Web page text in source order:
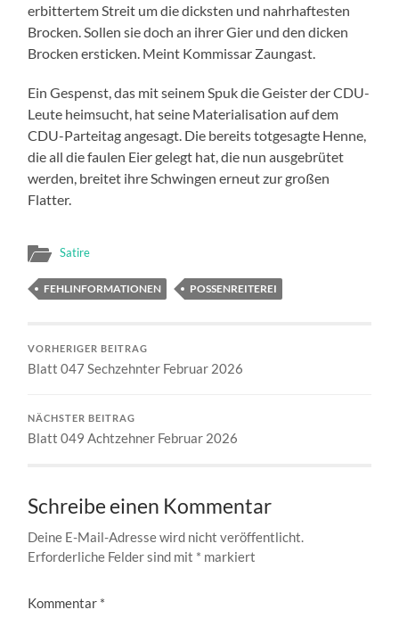
erbittertem Streit um die dicksten und nahrhaftesten
Brocken. Sollen sie doch an ihrer Gier und den dicken
Brocken ersticken. Meint Kommissar Zaungast.
Ein Gespenst, das mit seinem Spuk die Geister der CDU-
Leute heimsucht, hat seine Materialisation auf dem
CDU-Parteitag angesagt. Die bereits totgesagte Henne,
die all die faulen Eier gelegt hat, die nun ausgebrütet
werden, breitet ihre Schwingen erneut zur großen
Flatter.
Satire
FEHLINFORMATIONEN POSSENREITEREI
VORHERIGER BEITRAG
Blatt 047 Sechzehnter Februar 2026
NÄCHSTER BEITRAG
Blatt 049 Achtzehner Februar 2026
Schreibe einen Kommentar
Deine E-Mail-Adresse wird nicht veröffentlicht.
Erforderliche Felder sind mit * markiert
Kommentar *